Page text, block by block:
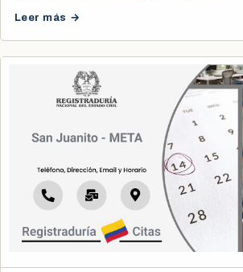
Leer más →